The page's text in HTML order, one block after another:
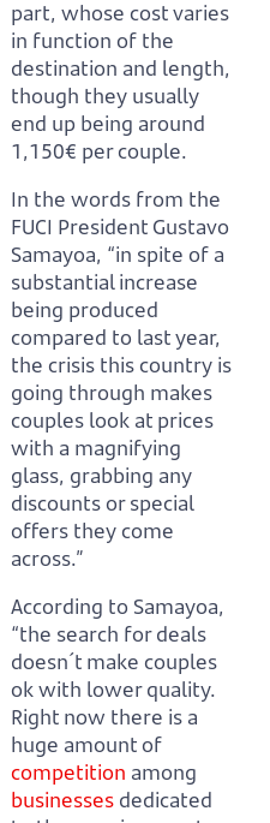
part, whose cost varies
in function of the
destination and length,
though they usually
end up being around
1,150€ per couple.
In the words from the
FUCI President Gustavo
Samayoa, “in spite of a
substantial increase
being produced
compared to last year,
the crisis this country is
going through makes
couples look at prices
with a magnifying
glass, grabbing any
discounts or special
offers they come
across.”
According to Samayoa,
“the search for deals
doesn´t make couples
ok with lower quality.
Right now there is a
huge amount of
competition among
businesses dedicated